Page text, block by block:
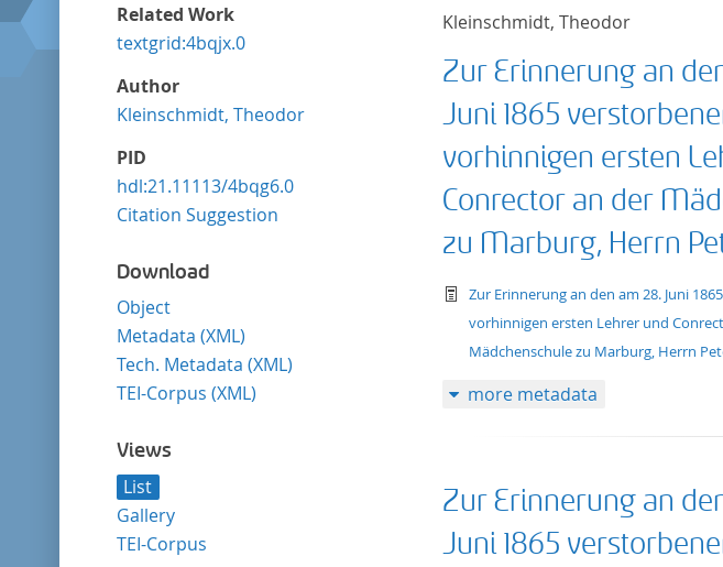
Related Work
textgrid:4bqjx.0
Author
Kleinschmidt, Theodor
PID
hdl:21.11113/4bqg6.0
Citation Suggestion
Download
Object
Metadata (XML)
Tech. Metadata (XML)
TEI-Corpus (XML)
Views
List
Gallery
TEI-Corpus
Kleinschmidt, Theodor
Zur Erinnerung an
Juni 1865
vorhinnigen ersten
Conrector an der
zu Marburg, Herrn
text/tg.work+xml
Zur Erinnerung an den am 28. Juni
vorhinnigen ersten Lehrer und
Mädchenschule zu Marburg, Herrn
more metadata
Zur Erinnerung an
Juni 1865